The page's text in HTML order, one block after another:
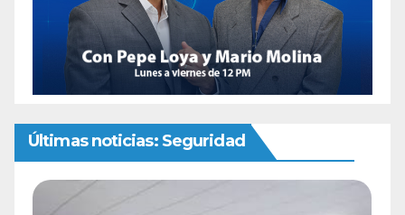
Últimas noticias: Seguridad